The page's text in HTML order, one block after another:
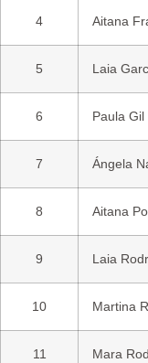
4 Aitana
5 Laia
6 Paula Gil
7 Ángela
8 Aitana
9 Laia
10 Martina
11 Mara